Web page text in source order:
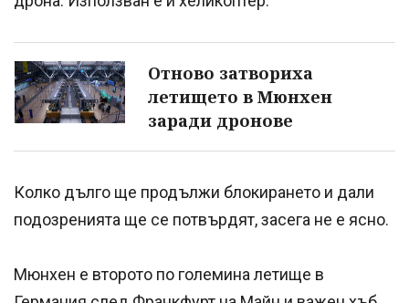
Отново затвориха
летището в Мюнхен
заради дронове
Колко дълго ще продължи блокирането и дали
подозренията ще се потвърдят, засега не е ясно.
Мюнхен е второто по големина летище в